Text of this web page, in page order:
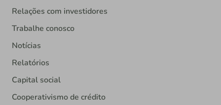
Relações com investidores
Trabalhe conosco
Notícias
Relatórios
Capital social
Cooperativismo de crédito